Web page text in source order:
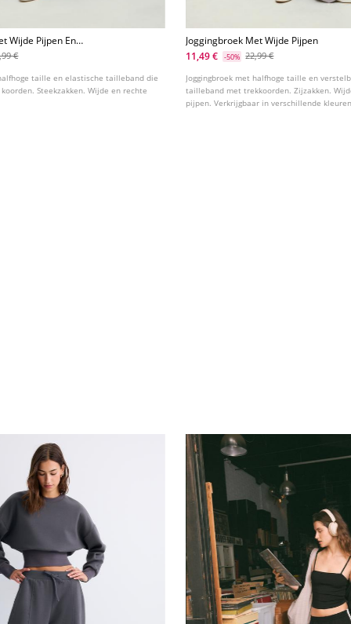
Wijde Pijpen En
€
taille en elastische tailleband die
Steekzakken. Wijde en rechte
Joggingbroek Met Wijde Pijpen
11,49 €
-50% 22,99 €
Joggingbroek met halfhoge taille en
tailleband met trekkoorden. Zijzakken.
pijpen. Verkrijgbaar in verschillende